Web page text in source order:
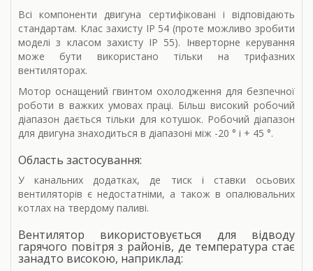
Всі компоненти двигуна сертифіковані і відповідають
стандартам. Клас захисту IP 54 (проте можливо зробити
моделі з класом захисту IP 55). Інверторне керування
може бути використано тільки на трифазних
вентиляторах.
Мотор оснащений гвинтом охолодження для безпечної
роботи в важких умовах праці. Більш високий робочий
діапазон дається тільки для котушок. Робочий діапазон
для двигуна знаходиться в діапазоні між -20 ° і + 45 °.
Область застосування:
У канальних додатках, де тиск і ставки осьових
вентиляторів є недостатніми, а також в опалювальних
котлах на твердому паливі.
Вентилятор використовується для відводу
гарячого повітря з районів, де температура стає
занадто високою, наприклад: